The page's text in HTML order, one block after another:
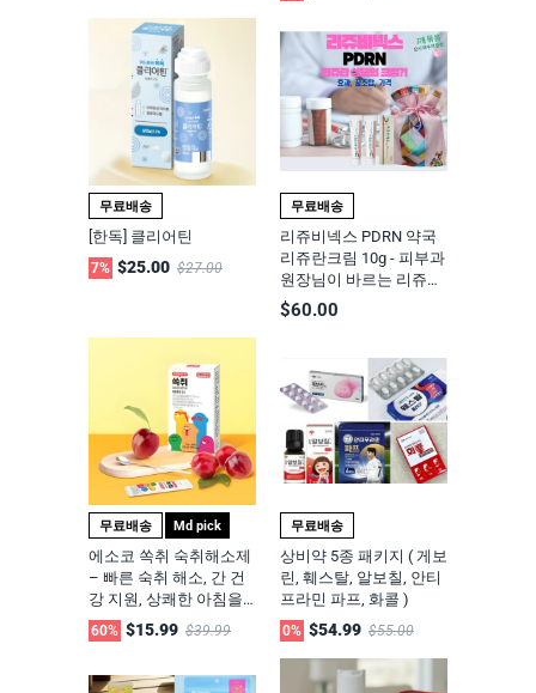
무료배송
[한독] 클리어틴
7% $25.00 $27.00
무료배송
리쥬비넥스 PDRN 약국
리쥬란크림 10g - 피부과
원장님이 바르는 리쥬란
재생 특화된 고기능성 크
림
$60.00
무료배송 Md pick
에소코 쏙취 숙취해소제
– 빠른 숙취 해소, 간 건
강 지원, 상쾌한 아침을
위한 건강기능식품
60% $15.99 $39.99
무료배송
상비약 5종 패키지 ( 게보
린, 훼스탈, 알보칠, 안티
프라민 파프, 화콜 )
0% $54.99 $55.00